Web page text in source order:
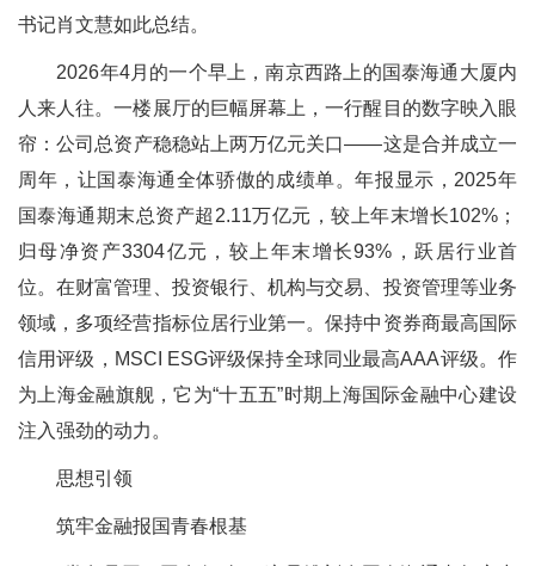
书记肖文慧如此总结。
2026年4月的一个早上，南京西路上的国泰海通大厦内
人来人往。一楼展厅的巨幅屏幕上，一行醒目的数字映入眼
帘：公司总资产稳稳站上两万亿元关口——这是合并成立一
周年，让国泰海通全体骄傲的成绩单。年报显示，2025年
国泰海通期末总资产超2.11万亿元，较上年末增长102%；
归母净资产3304亿元，较上年末增长93%，跃居行业首
位。在财富管理、投资银行、机构与交易、投资管理等业务
领域，多项经营指标位居行业第一。保持中资券商最高国际
信用评级，MSCI ESG评级保持全球同业最高AAA评级。作
为上海金融旗舰，它为“十五五”时期上海国际金融中心建设
注入强劲的动力。
思想引领
筑牢金融报国青春根基